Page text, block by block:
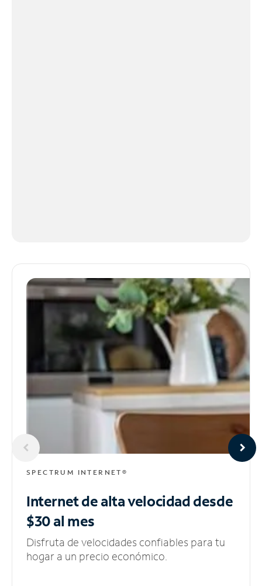
SPECTRUM INTERNET®
Internet de alta velocidaddesde
$30 al mes
Disfruta de velocidades confiables para tu
hogar a un precio económico.